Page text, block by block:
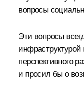
вопросы
Эти вопросы
перспективного
и просил бы о